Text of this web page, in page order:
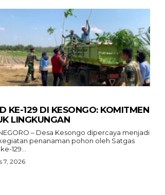
KE-129 DI KESONGO: KOMITMEN
LINGKUNGAN
– Desa Kesongo dipercaya menjadi
penanaman pohon oleh Satgas
129...
7, 2026